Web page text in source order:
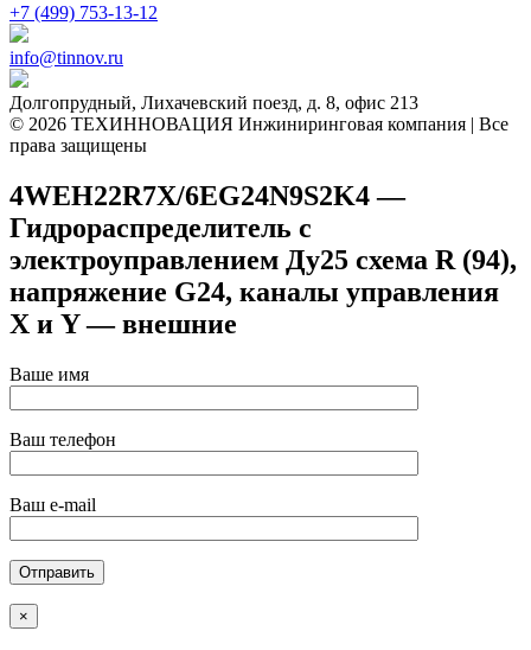
+7 (499) 753-13-12
info@tinnov.ru
Долгопрудный, Лихачевский поезд, д. 8, офис 213
© 2026 ТЕХИННОВАЦИЯ Инжиниринговая компания | Все
права защищены
4WEH22R7X/6EG24N9S2K4 —
Гидрораспределитель с
электроуправлением Ду25 схема R (94),
напряжение G24, каналы управления
X и Y — внешние
Ваше имя
Ваш телефон
Ваш e-mail
×